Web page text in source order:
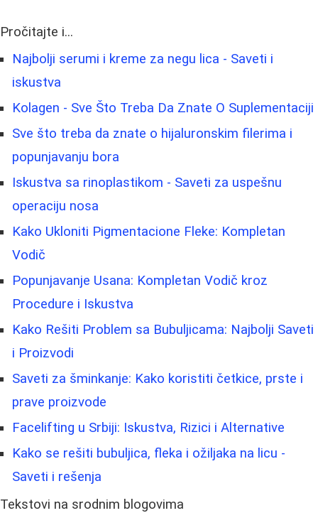
Pročitajte i...
Najbolji serumi i kreme za negu lica - Saveti i
iskustva
Kolagen - Sve Što Treba Da Znate O Suplementaciji
Sve što treba da znate o hijaluronskim filerima i
popunjavanju bora
Iskustva sa rinoplastikom - Saveti za uspešnu
operaciju nosa
Kako Ukloniti Pigmentacione Fleke: Kompletan
Vodič
Popunjavanje Usana: Kompletan Vodič kroz
Procedure i Iskustva
Kako Rešiti Problem sa Bubuljicama: Najbolji Saveti
i Proizvodi
Saveti za šminkanje: Kako koristiti četkice, prste i
prave proizvode
Facelifting u Srbiji: Iskustva, Rizici i Alternative
Kako se rešiti bubuljica, fleka i ožiljaka na licu -
Saveti i rešenja
Tekstovi na srodnim blogovima